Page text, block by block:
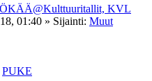
KVL
01:40 » Sijainti: Muut
PUKE